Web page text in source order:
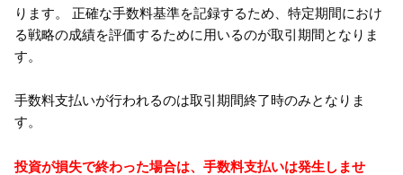
ります。 正確な手数料基準を記録するため、特定期間におけ
る戦略の成績を評価するために用いるのが取引期間となりま
す。
手数料支払いが行われるのは取引期間終了時のみとなりま
す。
投資が損失で終わった場合は、手数料支払いは発生しませ